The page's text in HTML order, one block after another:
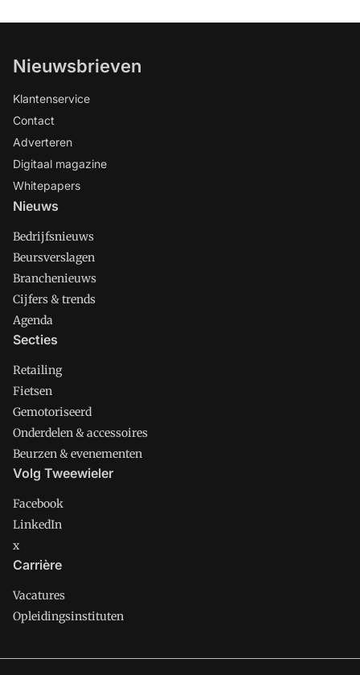
Nieuwsbrieven
Klantenservice
Contact
Adverteren
Digitaal magazine
Whitepapers
Nieuws
Bedrijfsnieuws
Beursverslagen
Branchenieuws
Cijfers & trends
Agenda
Secties
Retailing
Fietsen
Gemotoriseerd
Onderdelen & accessoires
Beurzen & evenementen
Volg Tweewieler
Facebook
LinkedIn
x
Carrière
Vacatures
Opleidingsinstituten